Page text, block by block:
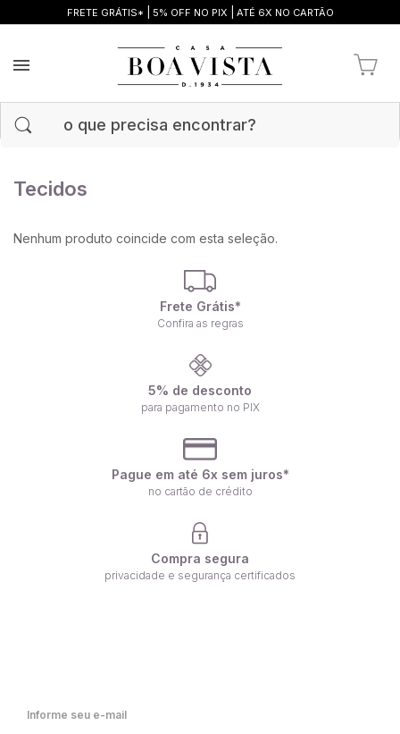
FRETE GRÁTIS* 5% OFF NO PIX ATÉ 6X NO CARTÃO
Tecidos
Nenhum produto coincide com esta seleção.
Frete Grátis*
Confira as regras
5% de desconto
para pagamento no PIX
Pague em até 6x sem juros*
no cartão de crédito
Compra segura
privacidade e segurança certificados